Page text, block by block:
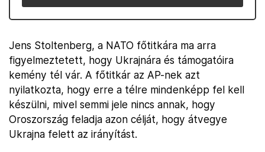
Jens Stoltenberg, a NATO főtitkára ma arra
figyelmeztetett, hogy Ukrajnára és támogatóira
kemény tél vár. A főtitkár az AP-nek azt
nyilatkozta, hogy erre a télre mindenképp fel kell
készülni, mivel semmi jele nincs annak, hogy
Oroszország feladja azon célját, hogy átvegye
Ukrajna felett az irányítást.